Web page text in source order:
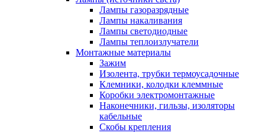
Лампы газоразрядные
Лампы накаливания
Лампы светодиодные
Лампы теплоизлучатели
Монтажные материалы
Зажим
Изолента, трубки термоусадочные
Клемники, колодки клеммные
Коробки электромонтажные
Наконечники, гильзы, изоляторы
кабельные
Скобы крепления